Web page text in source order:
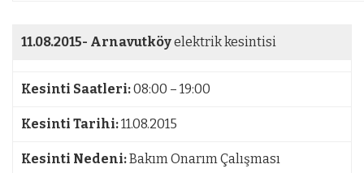
11.08.2015- Arnavutköyelektrik kesintisi
Kesinti Saatleri:08:00 – 19:00
Kesinti Tarihi:11.08.2015
Kesinti Nedeni:Bakım Onarım Çalışması